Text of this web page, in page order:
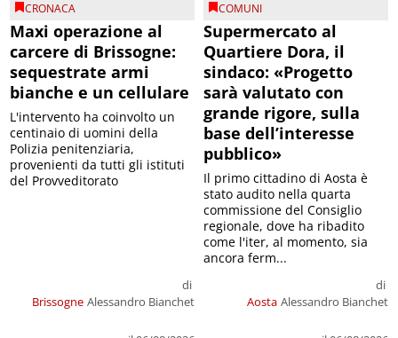
CRONACA
Maxi operazione al
carcere di Brissogne:
sequestrate armi
bianche e un cellulare
Brissogne
di
Alessandro Bianchet
L'intervento ha coinvolto un
centinaio di uomini della
Polizia penitenziaria,
provenienti da tutti gli istituti
del Provveditorato
COMUNI
Supermercato al
Quartiere Dora, il
sindaco: «Progetto
sarà valutato con
grande rigore, sulla
base dell’interesse
pubblico»
Aosta
di
Alessandro Bianchet
Il primo cittadino di Aosta è
stato audito nella quarta
commissione del Consiglio
regionale, dove ha ribadito
come l'iter, al momento, sia
ancora ferm...